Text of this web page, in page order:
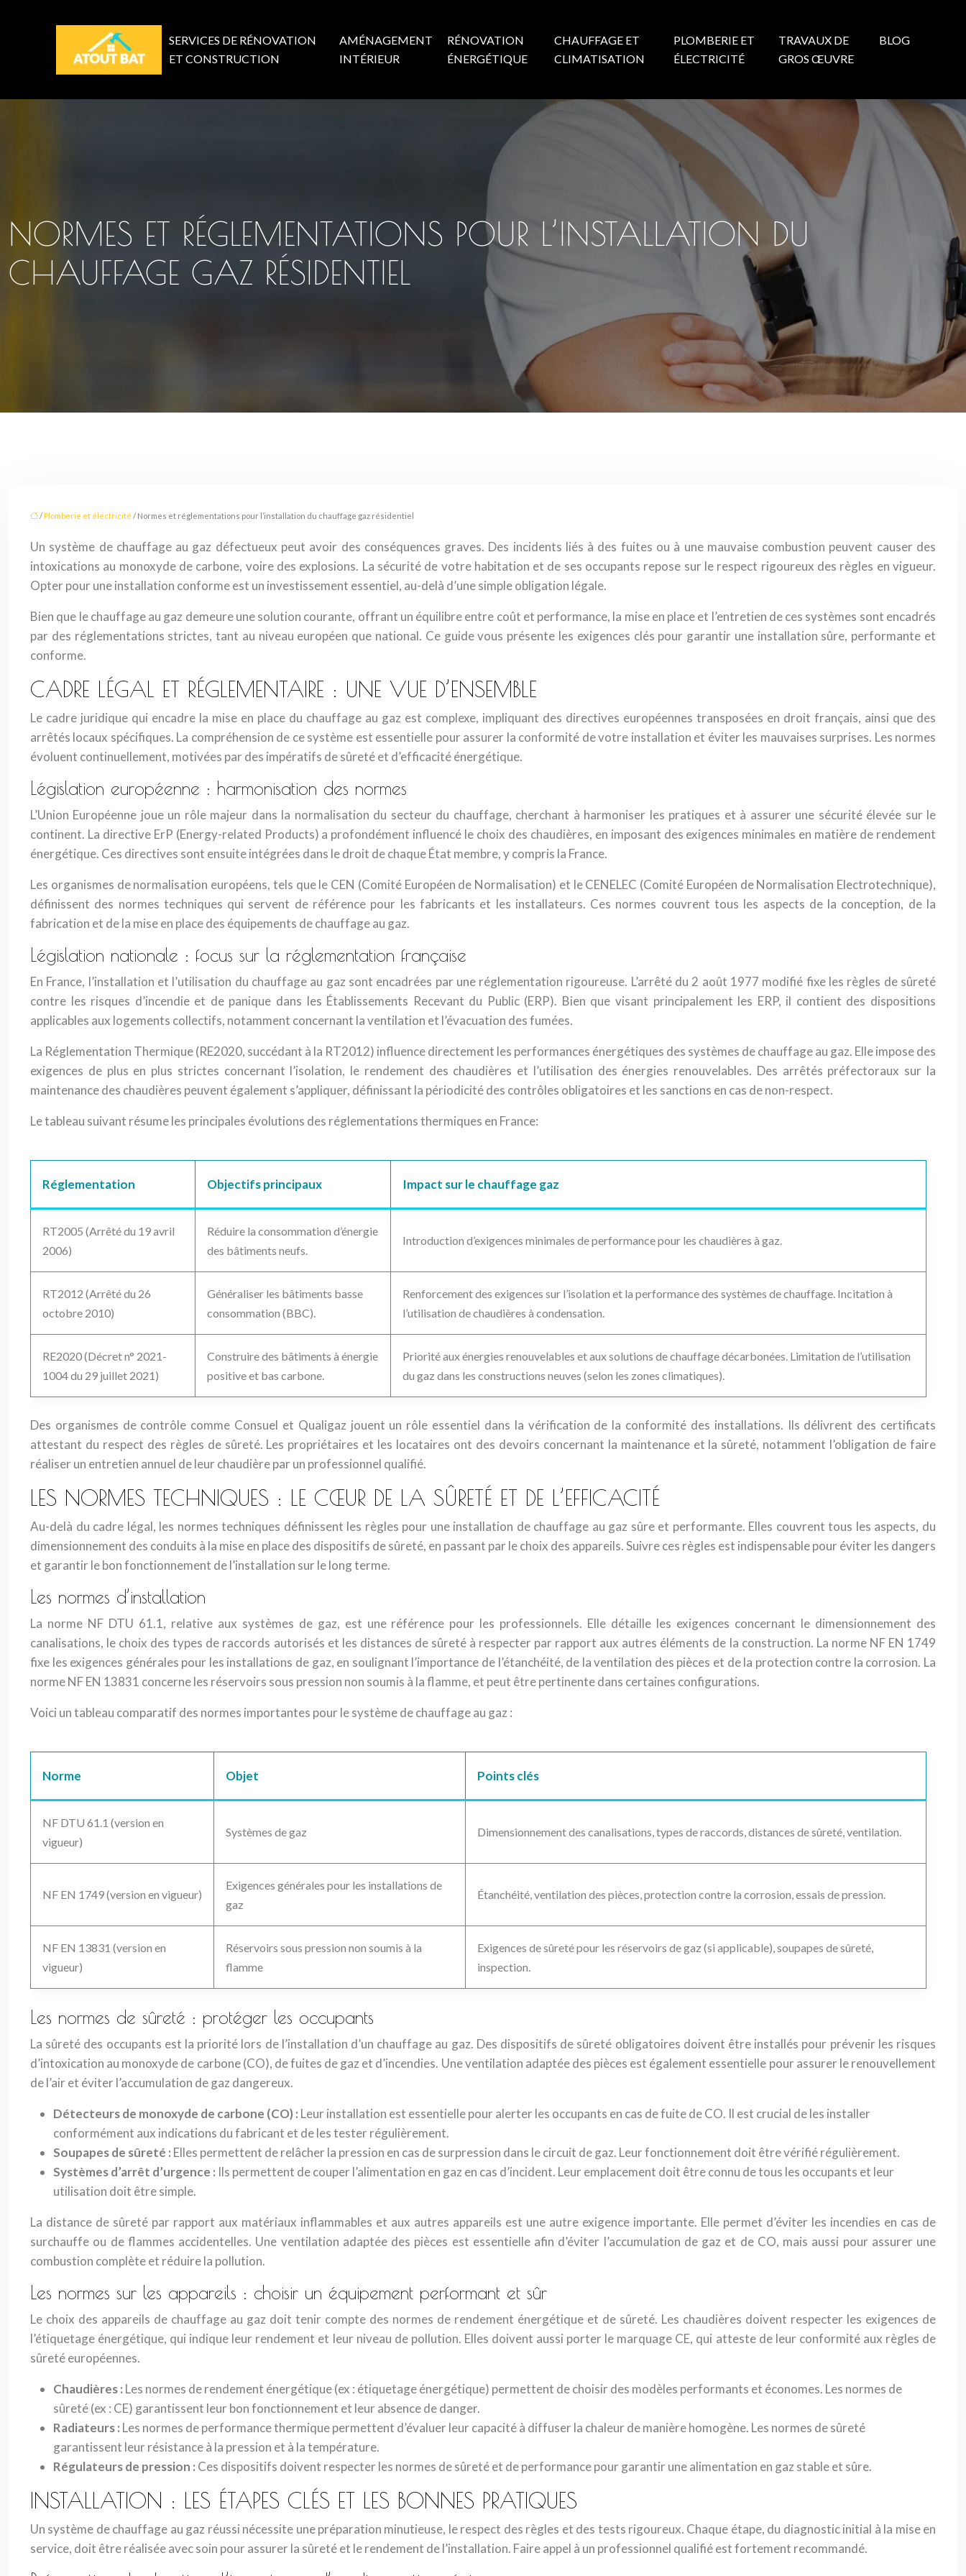
SERVICES DE RÉNOVATION
ET CONSTRUCTION
AMÉNAGEMENT
INTÉRIEUR
RÉNOVATION
ÉNERGÉTIQUE
CHAUFFAGE ET
CLIMATISATION
PLOMBERIE ET
ÉLECTRICITÉ
TRAVAUX DE
GROS ŒUVRE
BLOG
NORMES ET RÉGLEMENTATIONS POUR L’INSTALLATION DU
CHAUFFAGE GAZ RÉSIDENTIEL
/ Plomberie et électricité / Normes et réglementations pour l’installation du chauffage gaz résidentiel
Un système de chauffage au gaz défectueux peut avoir des conséquences graves. Des incidents liés à des fuites ou à une mauvaise combustion peuvent causer des
intoxications au monoxyde de carbone, voire des explosions. La sécurité de votre habitation et de ses occupants repose sur le respect rigoureux des règles en vigueur.
Opter pour une installation conforme est un investissement essentiel, au-delà d’une simple obligation légale.
Bien que le chauffage au gaz demeure une solution courante, offrant un équilibre entre coût et performance, la mise en place et l’entretien de ces systèmes sont encadrés
par des réglementations strictes, tant au niveau européen que national. Ce guide vous présente les exigences clés pour garantir une installation sûre, performante et
conforme.
CADRE LÉGAL ET RÉGLEMENTAIRE : UNE VUE D’ENSEMBLE
Le cadre juridique qui encadre la mise en place du chauffage au gaz est complexe, impliquant des directives européennes transposées en droit français, ainsi que des
arrêtés locaux spécifiques. La compréhension de ce système est essentielle pour assurer la conformité de votre installation et éviter les mauvaises surprises. Les normes
évoluent continuellement, motivées par des impératifs de sûreté et d’efficacité énergétique.
Législation européenne : harmonisation des normes
L’Union Européenne joue un rôle majeur dans la normalisation du secteur du chauffage, cherchant à harmoniser les pratiques et à assurer une sécurité élevée sur le
continent. La directive ErP (Energy-related Products) a profondément influencé le choix des chaudières, en imposant des exigences minimales en matière de rendement
énergétique. Ces directives sont ensuite intégrées dans le droit de chaque État membre, y compris la France.
Les organismes de normalisation européens, tels que le CEN (Comité Européen de Normalisation) et le CENELEC (Comité Européen de Normalisation Electrotechnique),
définissent des normes techniques qui servent de référence pour les fabricants et les installateurs. Ces normes couvrent tous les aspects de la conception, de la
fabrication et de la mise en place des équipements de chauffage au gaz.
Législation nationale : focus sur la réglementation française
En France, l’installation et l’utilisation du chauffage au gaz sont encadrées par une réglementation rigoureuse. L’arrêté du 2 août 1977 modifié fixe les règles de sûreté
contre les risques d’incendie et de panique dans les Établissements Recevant du Public (ERP). Bien que visant principalement les ERP, il contient des dispositions
applicables aux logements collectifs, notamment concernant la ventilation et l’évacuation des fumées.
La Réglementation Thermique (RE2020, succédant à la RT2012) influence directement les performances énergétiques des systèmes de chauffage au gaz. Elle impose des
exigences de plus en plus strictes concernant l’isolation, le rendement des chaudières et l’utilisation des énergies renouvelables. Des arrêtés préfectoraux sur la
maintenance des chaudières peuvent également s’appliquer, définissant la périodicité des contrôles obligatoires et les sanctions en cas de non-respect.
Le tableau suivant résume les principales évolutions des réglementations thermiques en France:
Réglementation Objectifs principaux Impact sur le chauffage gaz
RT2005 (Arrêté du 19 avril
2006)
Réduire la consommation d’énergie
des bâtiments neufs.
Introduction d’exigences minimales de performance pour les chaudières à gaz.
RT2012 (Arrêté du 26
octobre 2010)
Généraliser les bâtiments basse
consommation (BBC).
Renforcement des exigences sur l’isolation et la performance des systèmes de chauffage. Incitation à
l’utilisation de chaudières à condensation.
RE2020 (Décret n° 2021-
1004 du 29 juillet 2021)
Construire des bâtiments à énergie
positive et bas carbone.
Priorité aux énergies renouvelables et aux solutions de chauffage décarbonées. Limitation de l’utilisation
du gaz dans les constructions neuves (selon les zones climatiques).
Des organismes de contrôle comme Consuel et Qualigaz jouent un rôle essentiel dans la vérification de la conformité des installations. Ils délivrent des certificats
attestant du respect des règles de sûreté. Les propriétaires et les locataires ont des devoirs concernant la maintenance et la sûreté, notamment l’obligation de faire
réaliser un entretien annuel de leur chaudière par un professionnel qualifié.
LES NORMES TECHNIQUES : LE CŒUR DE LA SÛRETÉ ET DE L’EFFICACITÉ
Au-delà du cadre légal, les normes techniques définissent les règles pour une installation de chauffage au gaz sûre et performante. Elles couvrent tous les aspects, du
dimensionnement des conduits à la mise en place des dispositifs de sûreté, en passant par le choix des appareils. Suivre ces règles est indispensable pour éviter les dangers
et garantir le bon fonctionnement de l’installation sur le long terme.
Les normes d’installation
La norme NF DTU 61.1, relative aux systèmes de gaz, est une référence pour les professionnels. Elle détaille les exigences concernant le dimensionnement des
canalisations, le choix des types de raccords autorisés et les distances de sûreté à respecter par rapport aux autres éléments de la construction. La norme NF EN 1749
fixe les exigences générales pour les installations de gaz, en soulignant l’importance de l’étanchéité, de la ventilation des pièces et de la protection contre la corrosion. La
norme NF EN 13831 concerne les réservoirs sous pression non soumis à la flamme, et peut être pertinente dans certaines configurations.
Voici un tableau comparatif des normes importantes pour le système de chauffage au gaz :
Norme Objet Points clés
NF DTU 61.1 (version en
vigueur)
Systèmes de gaz Dimensionnement des canalisations, types de raccords, distances de sûreté, ventilation.
NF EN 1749 (version en vigueur)
Exigences générales pour les installations de
gaz
Étanchéité, ventilation des pièces, protection contre la corrosion, essais de pression.
NF EN 13831 (version en
vigueur)
Réservoirs sous pression non soumis à la
flamme
Exigences de sûreté pour les réservoirs de gaz (si applicable), soupapes de sûreté,
inspection.
Les normes de sûreté : protéger les occupants
La sûreté des occupants est la priorité lors de l’installation d’un chauffage au gaz. Des dispositifs de sûreté obligatoires doivent être installés pour prévenir les risques
d’intoxication au monoxyde de carbone (CO), de fuites de gaz et d’incendies. Une ventilation adaptée des pièces est également essentielle pour assurer le renouvellement
de l’air et éviter l’accumulation de gaz dangereux.
Détecteurs de monoxyde de carbone (CO) : Leur installation est essentielle pour alerter les occupants en cas de fuite de CO. Il est crucial de les installer
conformément aux indications du fabricant et de les tester régulièrement.
Soupapes de sûreté : Elles permettent de relâcher la pression en cas de surpression dans le circuit de gaz. Leur fonctionnement doit être vérifié régulièrement.
Systèmes d’arrêt d’urgence : Ils permettent de couper l’alimentation en gaz en cas d’incident. Leur emplacement doit être connu de tous les occupants et leur
utilisation doit être simple.
La distance de sûreté par rapport aux matériaux inflammables et aux autres appareils est une autre exigence importante. Elle permet d’éviter les incendies en cas de
surchauffe ou de flammes accidentelles. Une ventilation adaptée des pièces est essentielle afin d’éviter l’accumulation de gaz et de CO, mais aussi pour assurer une
combustion complète et réduire la pollution.
Les normes sur les appareils : choisir un équipement performant et sûr
Le choix des appareils de chauffage au gaz doit tenir compte des normes de rendement énergétique et de sûreté. Les chaudières doivent respecter les exigences de
l’étiquetage énergétique, qui indique leur rendement et leur niveau de pollution. Elles doivent aussi porter le marquage CE, qui atteste de leur conformité aux règles de
sûreté européennes.
Chaudières : Les normes de rendement énergétique (ex : étiquetage énergétique) permettent de choisir des modèles performants et économes. Les normes de
sûreté (ex : CE) garantissent leur bon fonctionnement et leur absence de danger.
Radiateurs : Les normes de performance thermique permettent d’évaluer leur capacité à diffuser la chaleur de manière homogène. Les normes de sûreté
garantissent leur résistance à la pression et à la température.
Régulateurs de pression : Ces dispositifs doivent respecter les normes de sûreté et de performance pour garantir une alimentation en gaz stable et sûre.
INSTALLATION : LES ÉTAPES CLÉS ET LES BONNES PRATIQUES
Un système de chauffage au gaz réussi nécessite une préparation minutieuse, le respect des règles et des tests rigoureux. Chaque étape, du diagnostic initial à la mise en
service, doit être réalisée avec soin pour assurer la sûreté et le rendement de l’installation. Faire appel à un professionnel qualifié est fortement recommandé.